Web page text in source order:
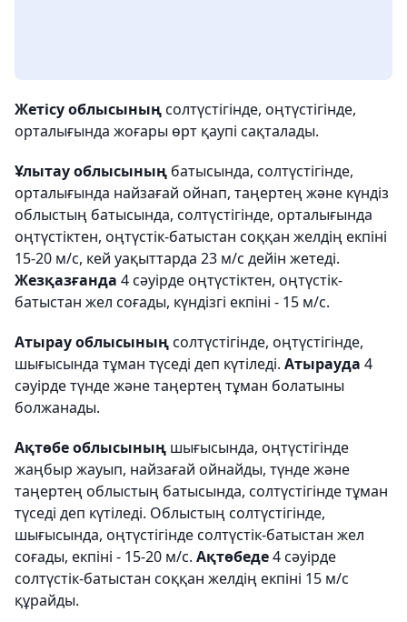
Жетісу облысыныңсолтүстігінде, оңтүстігінде,
орталығында жоғары өрт қаупі сақталады.
Ұлытау облысының батысында, солтүстігінде,
орталығында найзағай ойнап, таңертең және күндіз
облыстың батысында, солтүстігінде, орталығында
оңтүстіктен, оңтүстік-батыстан соққан желдің екпіні
15-20 м/с, кей уақыттарда 23 м/с дейін жетеді.
Жезқазғанда 4 сәуірде оңтүстіктен, оңтүстік-
батыстан жел соғады, күндізгі екпіні - 15 м/с.
Атырау облысыныңсолтүстігінде, оңтүстігінде,
шығысында тұман түседі деп күтіледі. Атырауда 4
сәуірде түнде және таңертең тұман болатыны
болжанады.
Ақтөбе облысының шығысында, оңтүстігінде
жаңбыр жауып, найзағай ойнайды, түнде және
таңертең облыстың батысында, солтүстігінде тұман
түседі деп күтіледі. Облыстың солтүстігінде,
шығысында, оңтүстігінде солтүстік-батыстан жел
соғады, екпіні - 15-20 м/с. Ақтөбеде4 сәуірде
солтүстік-батыстан соққан желдің екпіні 15 м/с
құрайды.